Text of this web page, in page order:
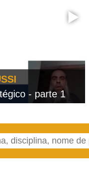
- parte 1